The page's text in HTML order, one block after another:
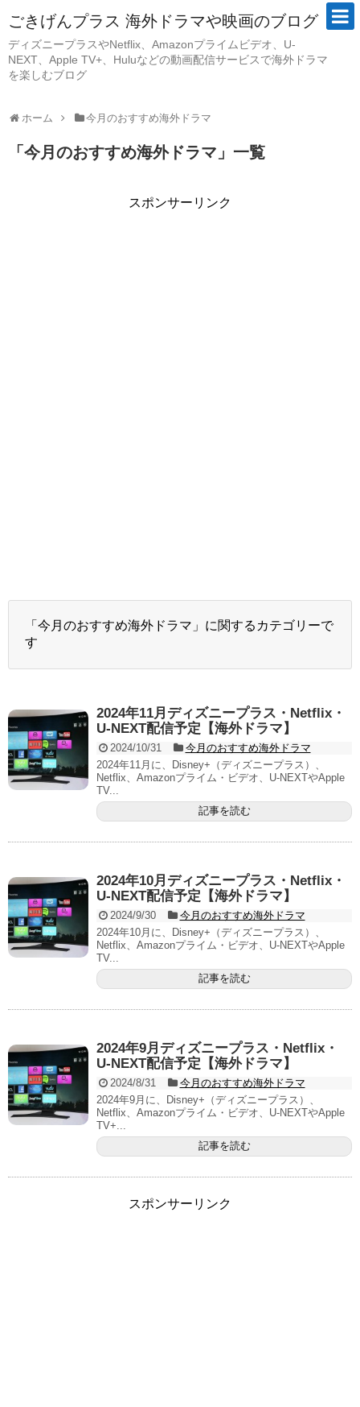
ごきげんプラス 海外ドラマや映画のブログ
ディズニープラスやNetflix、Amazonプライムビデオ、U-
NEXT、Apple TV+、Huluなどの動画配信サービスで海外ドラマ
を楽しむブログ
ホーム 今月のおすすめ海外ドラマ
「 今月のおすすめ海外ドラマ 」 一覧
スポンサーリンク
「今月のおすすめ海外ドラマ」に関するカテゴリーで
す
2024年11月ディズニープラス・Netflix・
U-NEXT配信予定【海外ドラマ】
2024/10/31
今月のおすすめ海外ドラマ
2024年11月に、Disney+（ディズニープラス）、
Netflix、Amazonプライム・ビデオ、U-NEXTやApple
TV...
記事を読む
2024年10月ディズニープラス・Netflix・
U-NEXT配信予定【海外ドラマ】
2024/9/30
今月のおすすめ海外ドラマ
2024年10月に、Disney+（ディズニープラス）、
Netflix、Amazonプライム・ビデオ、U-NEXTやApple
TV...
記事を読む
2024年9月ディズニープラス・Netflix・
U-NEXT配信予定【海外ドラマ】
2024/8/31
今月のおすすめ海外ドラマ
2024年9月に、Disney+（ディズニープラス）、
Netflix、Amazonプライム・ビデオ、U-NEXTやApple
TV+...
記事を読む
スポンサーリンク